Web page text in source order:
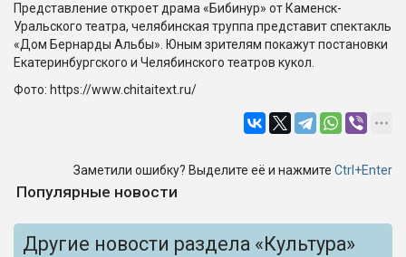
Представление откроет драма «Бибинур» от Каменск-
Уральского театра, челябинская труппа представит спектакль
«Дом Бернарды Альбы». Юным зрителям покажут постановки
Екатеринбургского и Челябинского театров кукол.
Фото: https://www.chitaitext.ru/
Заметили ошибку? Выделите её и нажмите Ctrl+Enter
Популярные новости
Другие новости раздела «Культура»